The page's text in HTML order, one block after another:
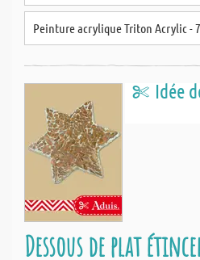
Peinture acrylique Triton Acrylic -
Idée
Dessous de plat